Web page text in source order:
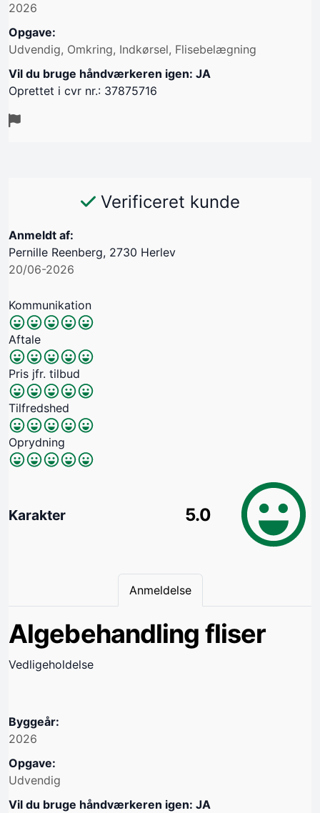
2026
Opgave:
Udvendig, Omkring, Indkørsel, Flisebelægning
Vil du bruge håndværkeren igen: JA
Oprettet i cvr nr.: 37875716
Verificeret kunde
Anmeldt af:
Pernille Reenberg, 2730 Herlev
20/06-2026
Kommunikation
Aftale
Pris jfr. tilbud
Tilfredshed
Oprydning
Karakter 5.0
Anmeldelse
Algebehandling fliser
Vedligeholdelse
Byggeår:
2026
Opgave:
Udvendig
Vil du bruge håndværkeren igen: JA